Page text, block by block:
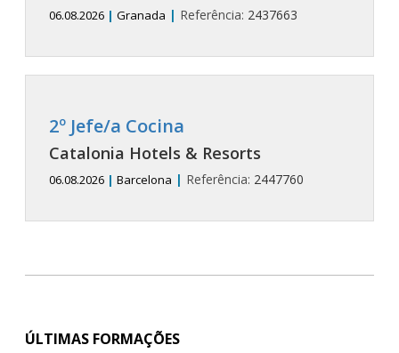
06.08.2026 | Granada | Referência: 2437663
2º Jefe/a Cocina
Catalonia Hotels & Resorts
06.08.2026 | Barcelona | Referência: 2447760
ÚLTIMAS FORMAÇÕES